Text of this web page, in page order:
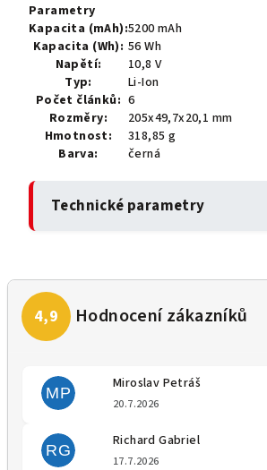
Parametry
Kapacita (mAh):5200 mAh
Kapacita (Wh): 56 Wh
Napětí:
10,8 V
Typ:
Li-Ion
Počet článků: 6
Rozměry:
205x49,7x20,1 mm
Hmotnost:
318,85 g
Barva:
černá
Technické parametry
MP
Miroslav Petráš
20.7.2026
RG
Richard Gabriel
17.7.2026